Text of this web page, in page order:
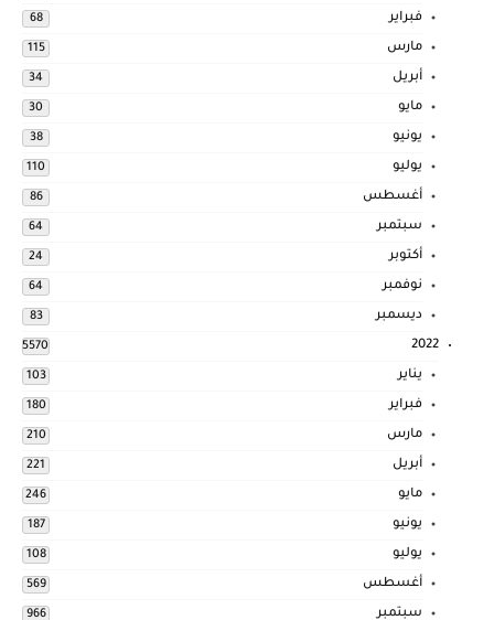
فبراير 68
مارس 115
أبريل 34
مايو 30
يونيو 38
يوليو 110
أغسطس 86
سبتمبر 64
أكتوبر 24
نوفمبر 64
ديسمبر 83
2022
5570
يناير 103
فبراير 180
مارس 210
أبريل 221
مايو 246
يونيو 187
يوليو 108
أغسطس 569
سبتمبر 966